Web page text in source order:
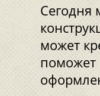
Сегодня
может
поможет